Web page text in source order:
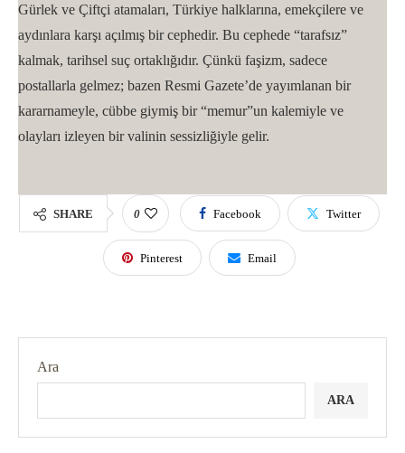
Gürlek ve Çiftçi atamaları, Türkiye halklarına, emekçilere ve
aydınlara karşı açılmış bir cephedir. Bu cephede “tarafsız”
kalmak, tarihsel suç ortaklığıdır. Çünkü faşizm, sadece
postallarla gelmez; bazen Resmi Gazete’de yayımlanan bir
kararnameyle, cübbe giymiş bir “memur”un kalemiyle ve
olayları izleyen bir valinin sessizliğiyle gelir.
SHARE 0 Facebook Twitter
Pinterest Email
Ara
ARA